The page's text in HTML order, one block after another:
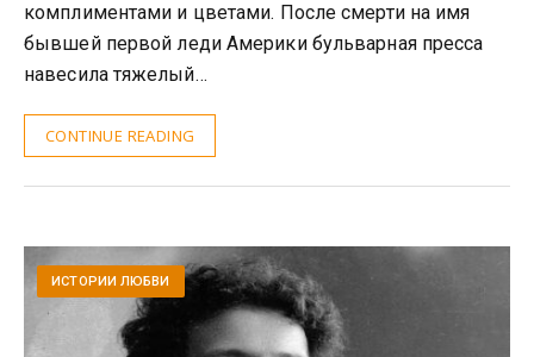
комплиментами и цветами. После смерти на имя
бывшей первой леди Америки бульварная пресса
навесила тяжелый…
CONTINUE READING
ИСТОРИИ ЛЮБВИ